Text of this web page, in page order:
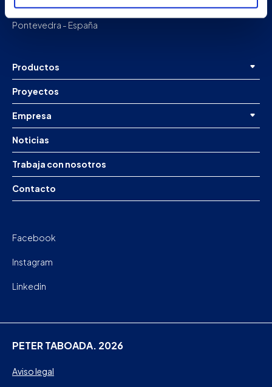
Pontevedra - España
Productos
Proyectos
Empresa
Noticias
Trabaja con nosotros
Contacto
Facebook
Instagram
Linkedin
PETER TABOADA. 2026
Aviso legal